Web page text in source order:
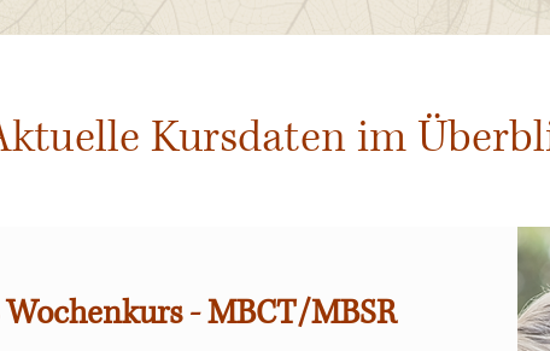
Kursdaten im
Wochenkurs - MBCT/MBSR